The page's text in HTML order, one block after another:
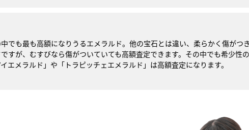
でも最も高額になりうるエメラルド。他の宝石とは違い、柔らかく傷がつ
すが、むすびなら傷がついていても高額査定できます。その中でも希少性
エメラルド」や「トラピッチェエメラルド」は高額査定になります。